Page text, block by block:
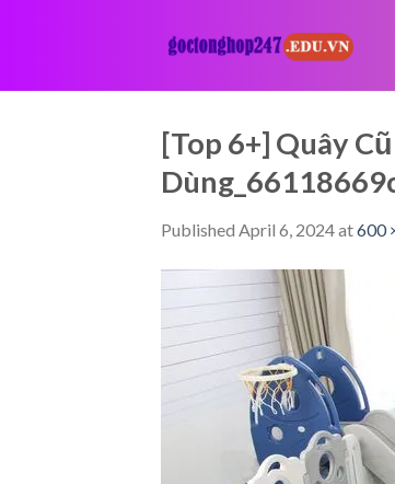
[Top 6+] Quây
Published April 6, 2024at600